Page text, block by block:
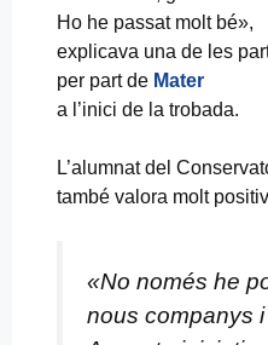
Ho he passat molt bé»,
explicava una de les
per part de Mater
a l’inici de la trobada.
L’alumnat del
també valora molt
«No només he
nous companys